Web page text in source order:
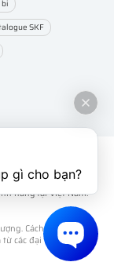
SKF
Vui lòng không sao
hãng -SKF
hãng tại Việt Nam.
Cách tốt nhất để
từ các đại lý ủy quyền
gì cho bạn?